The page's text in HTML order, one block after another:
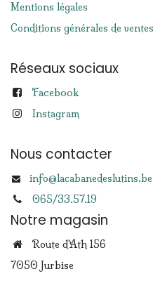
Mentions légales
Conditions générales de ventes
Réseaux sociaux
Facebook
Instagram
Nous contacter
info@lacabanedeslutins.be
065/33.57.19
Notre magasin
Route d'Ath 156
7050 Jurbise